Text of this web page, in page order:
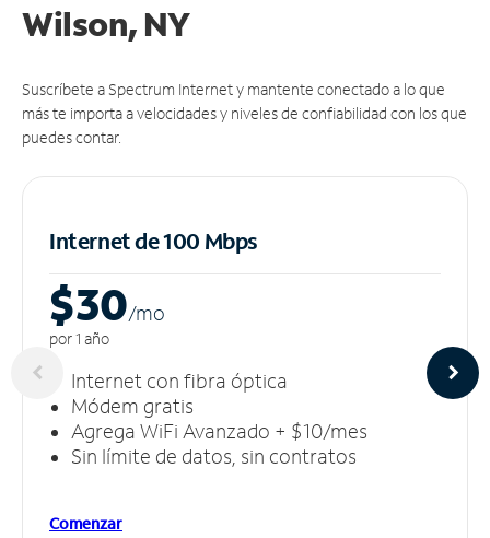
Wilson, NY
Suscríbete a Spectrum Internet y mantente conectado a lo que
más te importa a velocidades y niveles de confiabilidad con los que
puedes contar.
Internet de 100 Mbps
$30/mo
por 1 año
Internet con fibra óptica
Módem gratis
Agrega WiFi Avanzado + $10/mes
Sin límite de datos, sin contratos
Comenzar